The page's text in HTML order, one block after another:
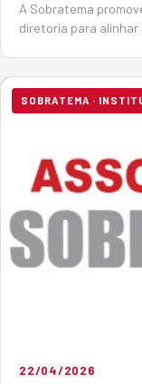
A Sobratema
diretoria para
Mamede, presidente
SOBRATEMA ·
22/04/2026